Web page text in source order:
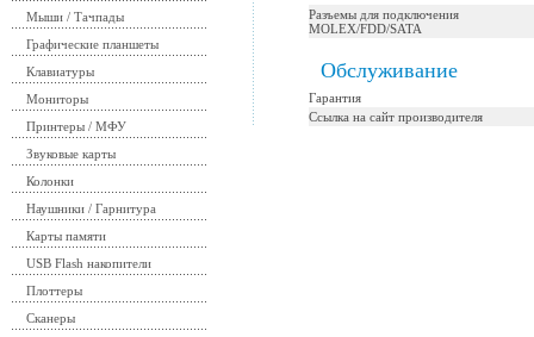
Мыши / Тачпады
Графические планшеты
Клавиатуры
Мониторы
Принтеры / МФУ
Звуковые карты
Колонки
Наушники / Гарнитура
Карты памяти
USB Flash накопители
Плоттеры
Сканеры
Разъемы для подключения
MOLEX/FDD/SATA
Обслуживание
Гарантия
Ссылка на сайт производителя